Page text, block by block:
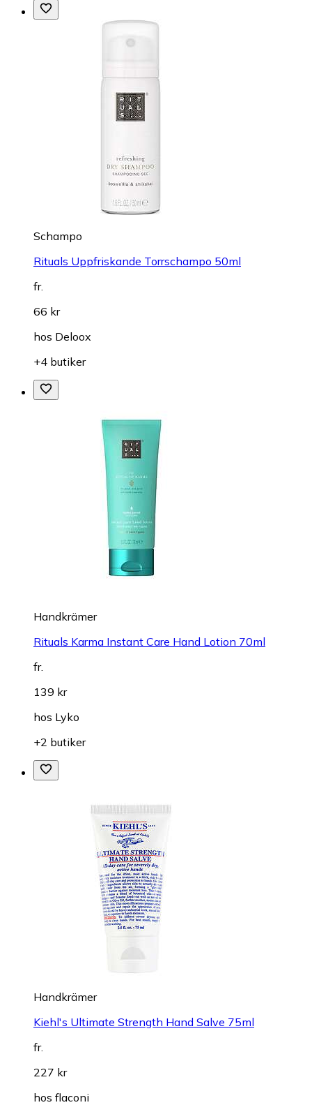
Schampo
Rituals Uppfriskande Torrschampo 50ml
fr.
66 kr
hos Deloox
+4 butiker
Handkrämer
Rituals Karma Instant Care Hand Lotion 70ml
fr.
139 kr
hos Lyko
+2 butiker
Handkrämer
Kiehl's Ultimate Strength Hand Salve 75ml
fr.
227 kr
hos flaconi